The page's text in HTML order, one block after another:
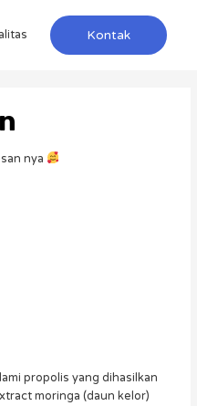
Kontak
nya
propolis yang dihasilkan
moringa (daun kelor)